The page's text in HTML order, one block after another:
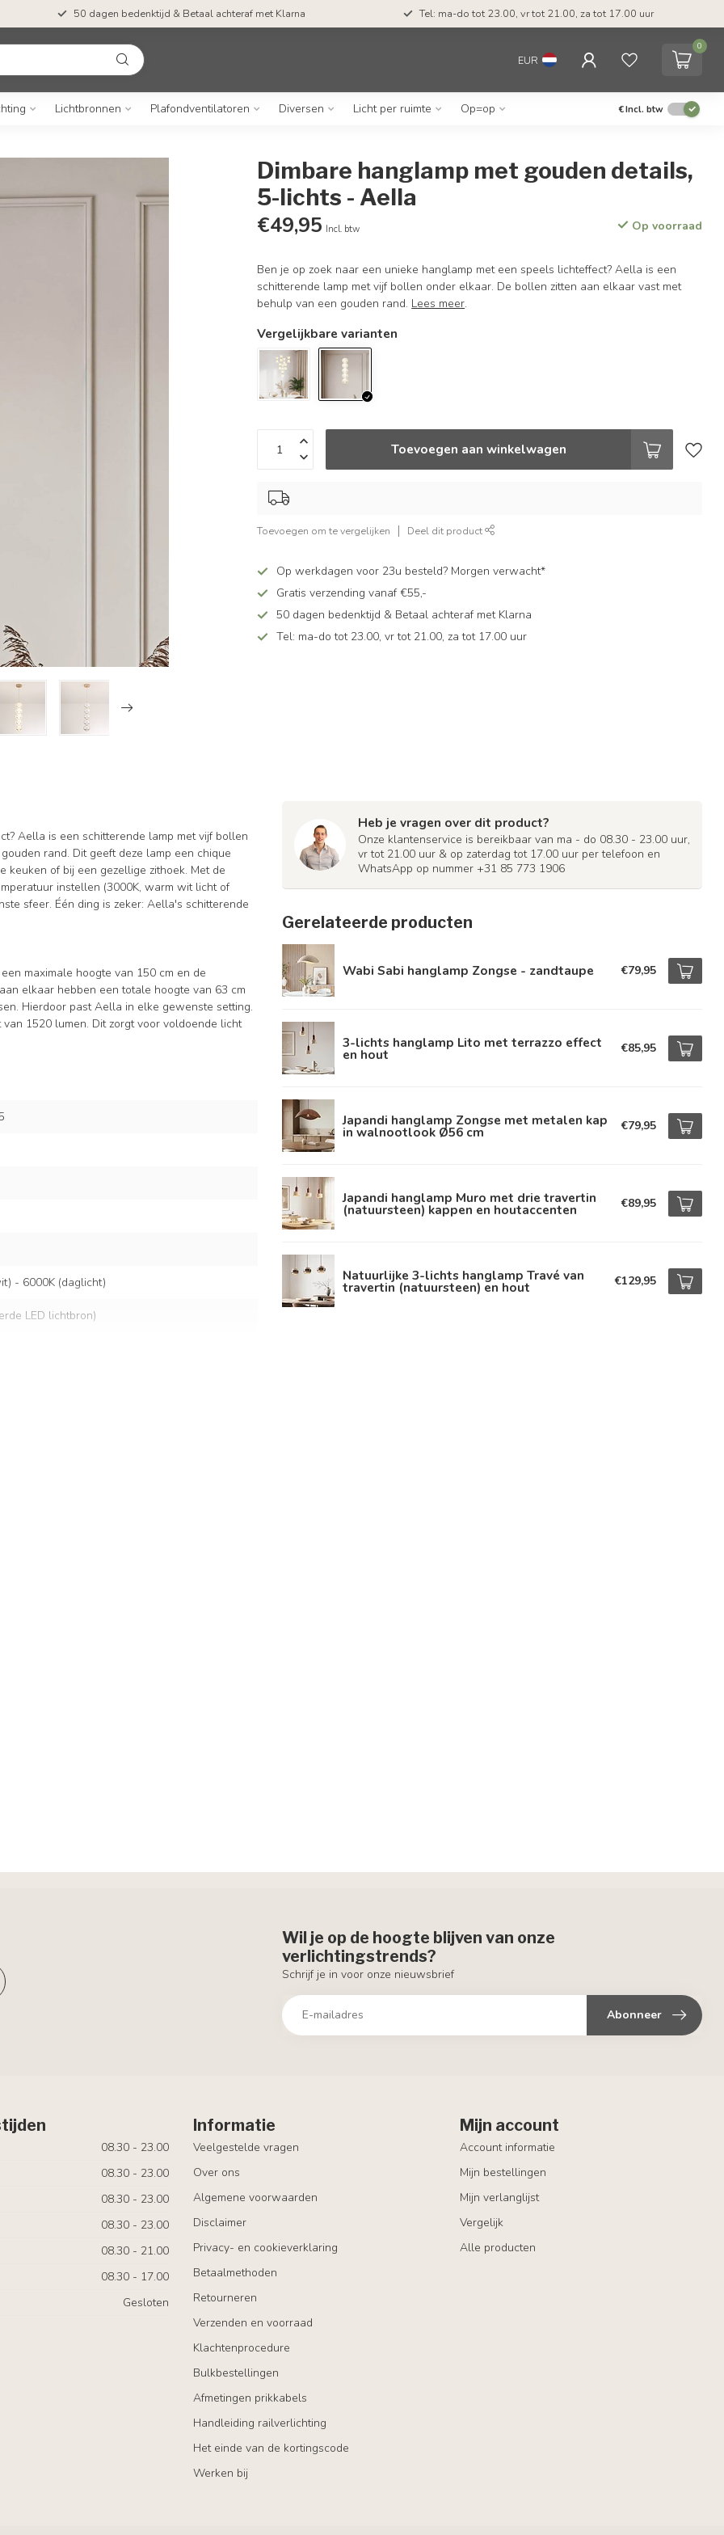
50 dagen bedenktijd & Betaal achteraf met Klarna Tel: ma-do tot 23.00, vr tot 21.00, za tot 17.00 uur
EUR
0
Lichtbronnen Plafondventilatoren Diversen Licht per ruimte Op=op €Incl. btw
Dimbare hanglamp met gouden details,
5-lichts - Aella
€49,95 Incl. btw Op voorraad
Ben je op zoek naar een unieke hanglamp met een speels lichteffect? Aella is een
schitterende lamp met vijf bollen onder elkaar. De bollen zitten aan elkaar vast met
behulp van een gouden rand. Lees meer.
Vergelijkbare varianten
Toevoegen aan winkelwagen
Toevoegen om te vergelijken Deel dit product
Op werkdagen voor 23u besteld? Morgen verwacht*
Gratis verzending vanaf €55,-
50 dagen bedenktijd & Betaal achteraf met Klarna
Tel: ma-do tot 23.00, vr tot 21.00, za tot 17.00 uur
Aella is een schitterende lamp met vijf bollen
rand. Dit geeft deze lamp een chique
keuken of bij een gezellige zithoek. Met de
instellen (3000K, warm wit licht of
sfeer. Één ding is zeker: Aella's schitterende
maximale hoogte van 150 cm en de
elkaar hebben een totale hoogte van 63 cm
Hierdoor past Aella in elke gewenste setting.
1520 lumen. Dit zorgt voor voldoende licht
- 6000K (daglicht)
LED lichtbron)
Heb je vragen over dit product?
Onze klantenservice is bereikbaar van ma - do 08.30 - 23.00 uur,
vr tot 21.00 uur & op zaterdag tot 17.00 uur per telefoon en
WhatsApp op nummer +31 85 773 1906
Gerelateerde producten
Wabi Sabi hanglamp Zongse - zandtaupe €79,95
3-lichts hanglamp Lito met terrazzo effect
en hout €85,95
Japandi hanglamp Zongse met metalen kap
in walnootlook Ø56 cm €79,95
Japandi hanglamp Muro met drie travertin
(natuursteen) kappen en houtaccenten €89,95
Natuurlijke 3-lichts hanglamp Travé van
travertin (natuursteen) en hout €129,95
Wil je op de hoogte blijven van onze
verlichtingstrends?
Schrijf je in voor onze nieuwsbrief
Abonneer
08.30 - 23.00
08.30 - 23.00
08.30 - 23.00
08.30 - 23.00
08.30 - 21.00
08.30 - 17.00
Gesloten
Informatie
Veelgestelde vragen
Over ons
Algemene voorwaarden
Disclaimer
Privacy- en cookieverklaring
Betaalmethoden
Retourneren
Verzenden en voorraad
Klachtenprocedure
Bulkbestellingen
Afmetingen prikkabels
Handleiding railverlichting
Het einde van de kortingscode
Werken bij
Mijn account
Account informatie
Mijn bestellingen
Mijn verlanglijst
Vergelijk
Alle producten